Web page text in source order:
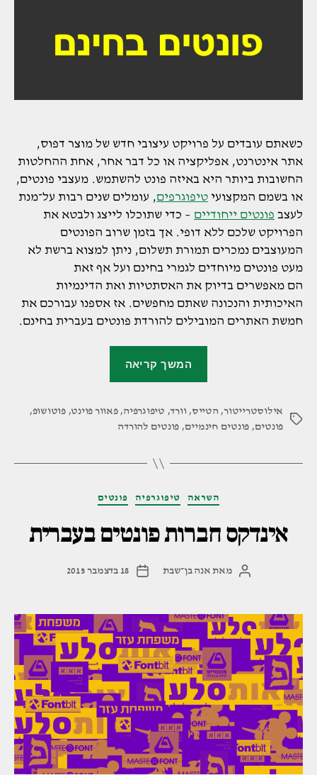
כשאתם עובדים על פרויקט עיצובי חדש של מוצר דפוס,
אתר אינטרנט, אפליקציה או כל דבר אחר, אחת ההחלטות
החשובות ביותר היא באיזה פונט להשתמש. מעצבי פונטים,
או בשמם המקצועי טיפוגרפים, עומלים שנים רבות על־מנת
לעצב פונטים ייחודיים – כדי שתוכלו לייצג ולבטא את
הפרויקט שלכם ללא דופי. אך בזמן שרוב הפונטים
המעוצבים נמכרים תמורת תשלום, ניתן למצוא ברשת לא
מעט פונטים מיוחדים לגמרי בחינם ועל אף זאת
הם מאפשרים בדיוק את האסתטיות ואת הדינמיות
האיכותית והנכונה שאתם מחפשים. אז אספנו עבורכם את
חמשת האתרים המובילים להורדת פונטים בעברית בחינם.
המשך קריאה
להורדת
תגיות
אילוסטרייטור, הטייס, וורד, טיפוגרפיה,פאוור פוינט,פוטושופ,
פונטים, פונטים חינמיים, פונטים להורדה
קטגוריות השראה טיפוגרפיה פונטים
אינדקס חברות פונטים בעברית
המחבר
מאת אנה בן־שבת
תאריך
18 בדצמבר 2015